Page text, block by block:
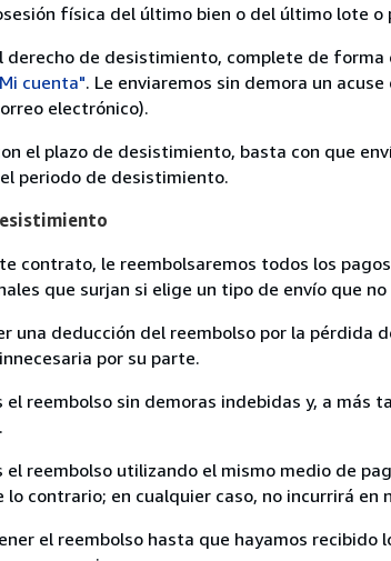
física del último bien o del último lote o
derecho de desistimiento, complete de
cuenta". Le enviaremos sin demora un
electrónico).
el plazo de desistimiento, basta con que
periodo de desistimiento.
contrato, le reembolsaremos todos los
que surjan si elige un tipo de envío que
una deducción del reembolso por la
por su parte.
reembolso sin demoras indebidas y, a más
el reembolso utilizando el mismo medio de
lo contrario; en cualquier caso, no incurrirá
el reembolso hasta que hayamos recibido